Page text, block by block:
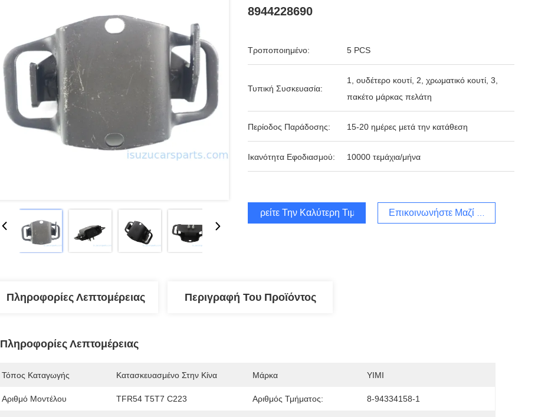
8944228690
Τροποποιημένο: 5 PCS
Τυπική Συσκευασία:
1, ουδέτερο κουτί, 2, χρωματικό κουτί, 3,
πακέτο μάρκας πελάτη
Περίοδος Παράδοσης: 15-20 ημέρες μετά την κατάθεση
Ικανότητα Εφοδιασμού: 10000 τεμάχια/μήνα
Βρείτε Την Καλύτερη Τιμή Επικοινωνήστε Μαζί Μας
Πληροφορίες Λεπτομέρειας Περιγραφή Του Προϊόντος
Πληροφορίες Λεπτομέρειας
Τόπος Καταγωγής Κατασκευασμένο Στην Κίνα Μάρκα YIMI
Αριθμό Μοντέλου TFR54 T5T7 C223 Αριθμός Τμήματος: 8-94334158-1